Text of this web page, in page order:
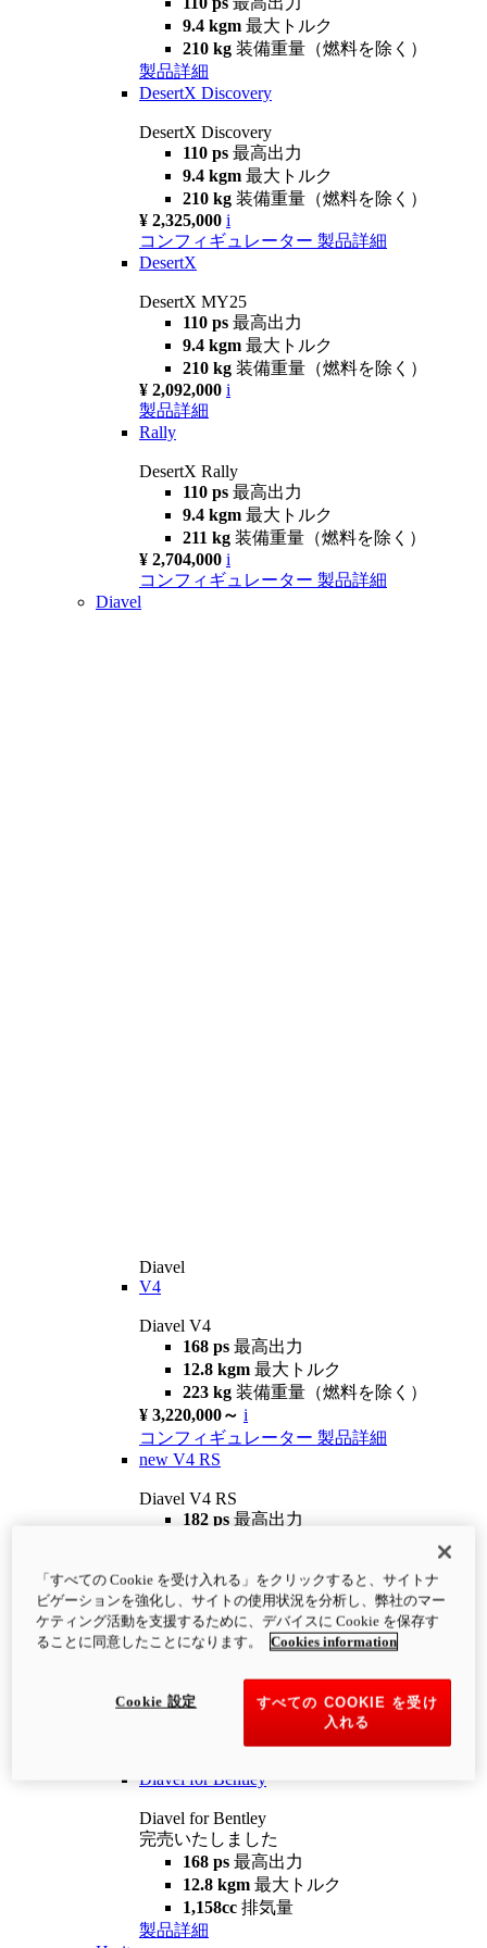
9.4 kgm 最大トルク
210 kg 装備重量（燃料を除く）
製品詳細
DesertX Discovery
DesertX Discovery
110 ps 最高出力
9.4 kgm 最大トルク
210 kg 装備重量（燃料を除く）
¥ 2,325,000 i
コンフィギュレーター 製品詳細
DesertX
DesertX MY25
110 ps 最高出力
9.4 kgm 最大トルク
210 kg 装備重量（燃料を除く）
¥ 2,092,000 i
製品詳細
Rally
DesertX Rally
110 ps 最高出力
9.4 kgm 最大トルク
211 kg 装備重量（燃料を除く）
¥ 2,704,000 i
コンフィギュレーター 製品詳細
Diavel
Diavel
V4
Diavel V4
168 ps 最高出力
12.8 kgm 最大トルク
223 kg 装備重量（燃料を除く）
¥ 3,220,000～ i
コンフィギュレーター 製品詳細
new V4 RS
Diavel V4 RS
182 ps 最高出力
¥4,400,000 i
コンフィギュレーター 製品詳細
newV4 RS 100
12.2 kgm
最大トルク
装備重量（燃料を除く）
Diavel for Bentley
Diavel for Bentley
完売いたしました
168 ps 最高出力
12.8 kgm 最大トルク
1,158cc 排気量
製品詳細
「すべての Cookie を受け入れる」をクリックすると、サイトナ
ビゲーションを強化し、サイトの使用状況を分析し、弊社のマー
ケティング活動を支援するために、デバイスに Cookie を保存す
ることに同意したことになります。
Cookies information
すべての COOKIE を受け
入れる
Cookie 設定